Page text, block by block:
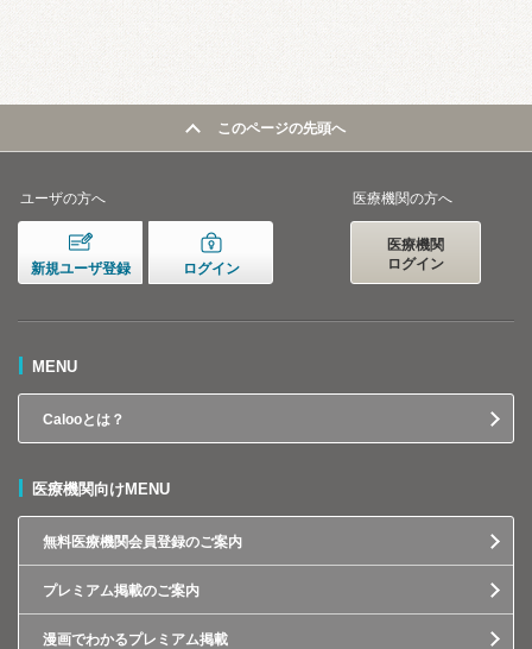
このページの先頭へ
ユーザの方へ
新規ユーザ登録 ログイン
医療機関の方へ
医療機関
ログイン
MENU
Calooとは？
医療機関向けMENU
無料医療機関会員登録のご案内
プレミアム掲載のご案内
漫画でわかるプレミアム掲載